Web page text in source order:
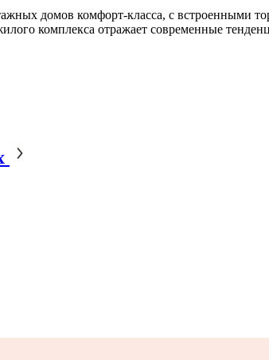
домов комфорт-класса, с встроенными
комплекса отражает современные